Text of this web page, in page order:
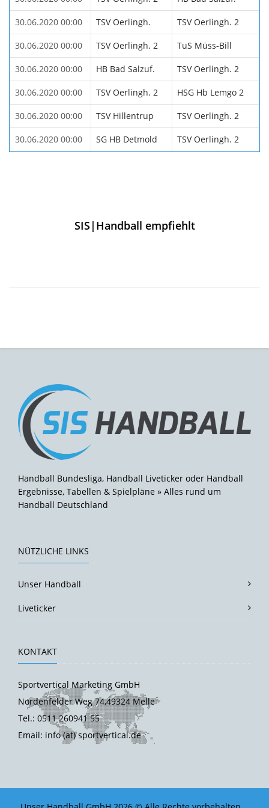
30.06.2020 00:00 TSV Oerlingh. TSV Oerlingh. 2
30.06.2020 00:00 TSV Oerlingh. 2 TuS Müss-Bill
30.06.2020 00:00 HB Bad Salzuf. TSV Oerlingh. 2
30.06.2020 00:00 TSV Oerlingh. 2 HSG Hb Lemgo 2
30.06.2020 00:00 TSV Hillentrup TSV Oerlingh. 2
30.06.2020 00:00 SG HB Detmold TSV Oerlingh. 2
SIS|Handball empfiehlt
Handball Bundesliga, Handball Liveticker oder Handball
Ergebnisse, Tabellen & Spielpläne » Alles rund um
Handball Deutschland
NÜTZLICHE LINKS
Unser Handball
Liveticker
KONTAKT
Sportvertical Marketing GmbH
Nordenfelder Weg 74,49324 Melle
Tel.: 0511 260941 55
Email: info (at) sportvertical.de